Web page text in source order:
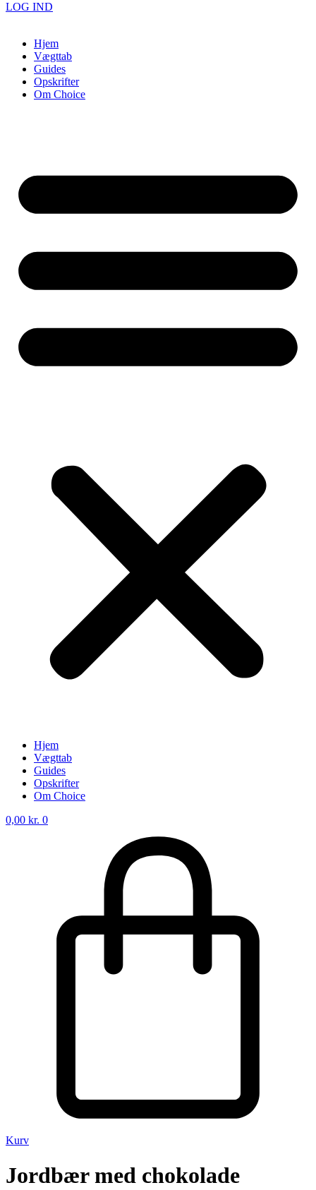
LOG IND
Hjem
Vægttab
Guides
Opskrifter
Om Choice
Hjem
Vægttab
Guides
Opskrifter
Om Choice
0,00 kr. 0
Kurv
Jordbær med chokolade